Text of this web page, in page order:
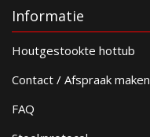
Informatie
Houtgestookte hottub
Contact / Afspraak maken
FAQ